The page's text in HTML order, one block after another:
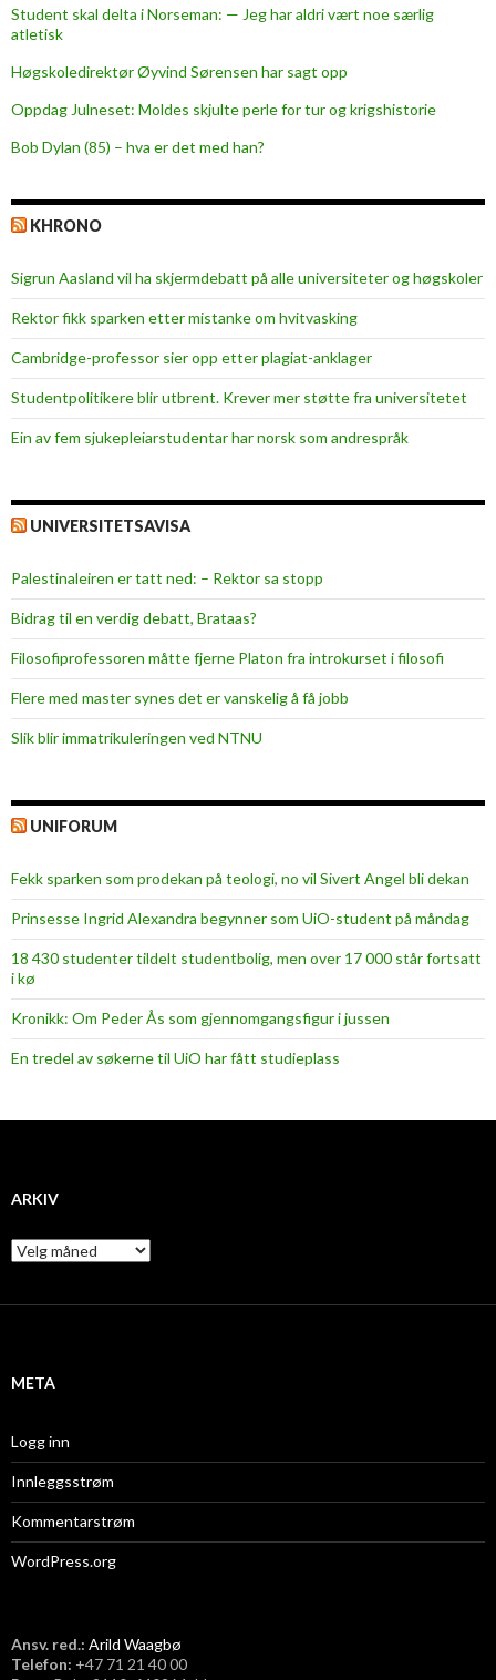
e
a
s
e
p
o
d
e
a
m
s
j
u
n
i
Student skal delta i Norseman: — Jeg har aldri vært noe særlig
atletisk
Høgskoledirektør Øyvind Sørensen har sagt opp
Oppdag Julneset: Moldes skjulte perle for tur og krigshistorie
Bob Dylan (85) – hva er det med han?
KHRONO
Sigrun Aasland vil ha skjerm­debatt på alle universiteter og høgskoler
Rektor fikk sparken etter mistanke om hvitvasking
Cambridge-professor sier opp etter plagiat-anklager
Studentpolitikere blir utbrent. Krever mer støtte fra universitetet
Ein av fem sjukepleiar­studentar har norsk som andrespråk
UNIVERSITETSAVISA
Palestinaleiren er tatt ned: – Rektor sa stopp
Bidrag til en verdig debatt, Brataas?
Filosofiprofessoren måtte fjerne Platon fra introkurset i filosofi
Flere med master synes det er vanskelig å få jobb
Slik blir immatrikuleringen ved NTNU
UNIFORUM
Fekk sparken som prodekan på teologi, no vil Sivert Angel bli dekan
Prinsesse Ingrid Alexandra begynner som UiO-student på måndag
18 430 studenter tildelt studentbolig, men over 17 000 står fortsatt
i kø
Kronikk: Om Peder Ås som gjennomgangsfigur i jussen
En tredel av søkerne til UiO har fått studieplass
ARKIV
A
r
i
META
Logg inn
Innleggsstrøm
Kommentarstrøm
WordPress.org
Ansv. red.: Arild Waagbø
Telefon: ​+47 71 21 40 00